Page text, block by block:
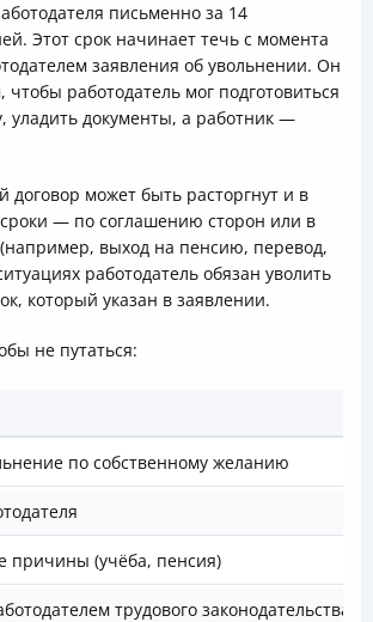
письменно за 14
Этот срок начинает течь с момента
заявления об увольнении. Он
работодатель мог подготовиться
уладить документы, а работник —
договор может быть расторгнут и в
— по соглашению сторон или в
выход на пенсию, перевод,
работодатель обязан уволить
который указан в заявлении.
не путаться:
по собственному желанию
причины (учёба, пенсия)
трудового законодательства